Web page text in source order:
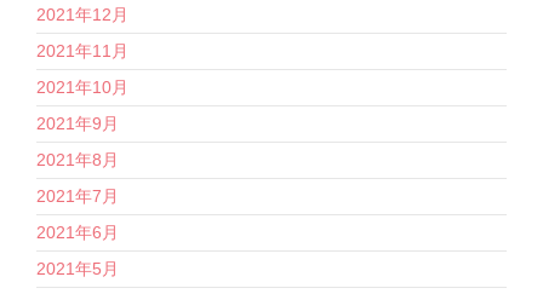
2021年12月
2021年11月
2021年10月
2021年9月
2021年8月
2021年7月
2021年6月
2021年5月